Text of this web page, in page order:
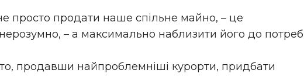
просто продати наше спільне майно, – це
– а максимально наблизити його до потреб
продавши найпроблемніші курорти, придбати